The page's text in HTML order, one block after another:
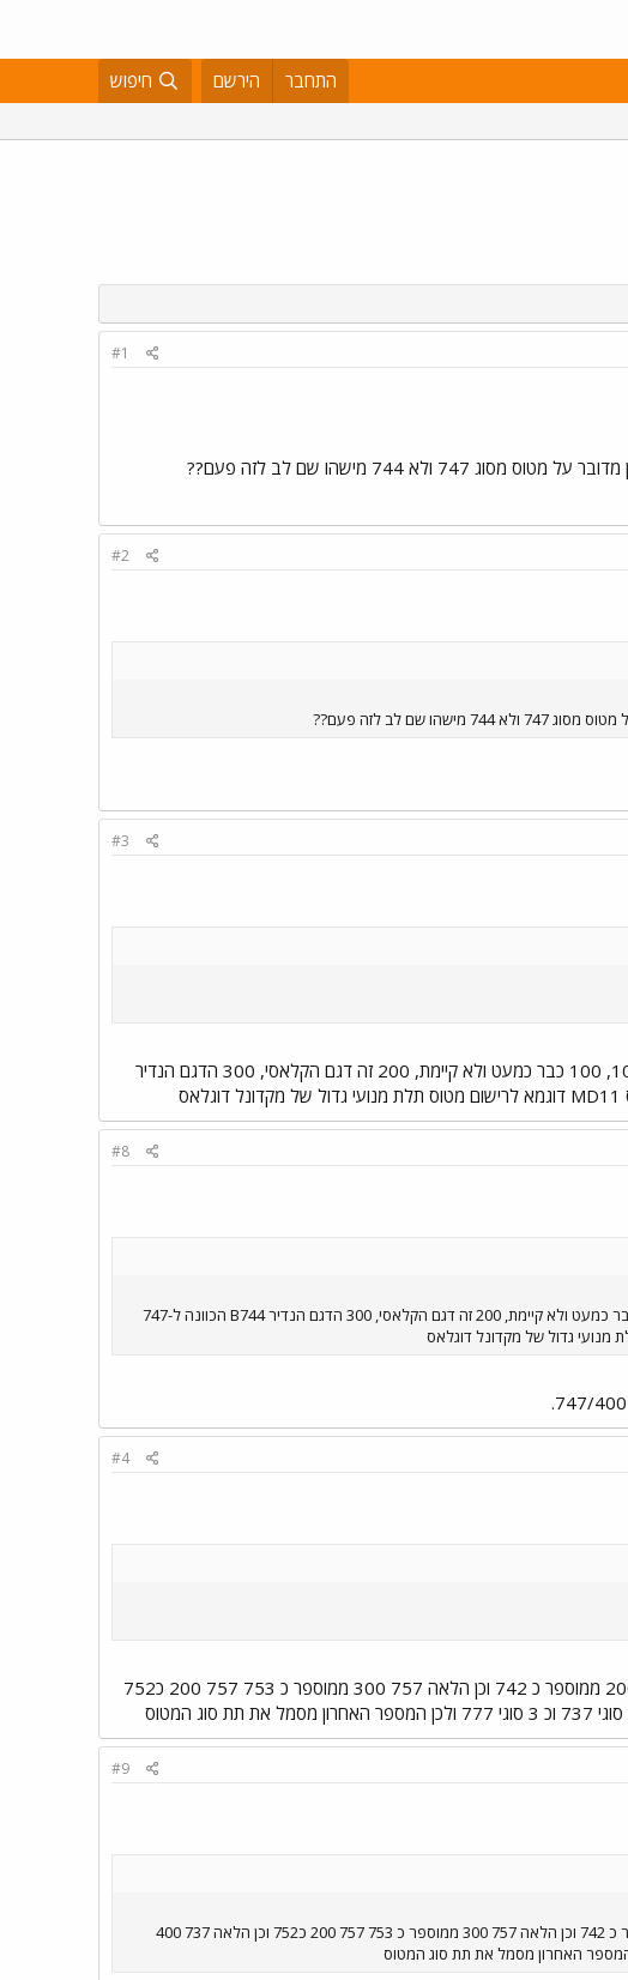
התחבר הירשם חיפוש
#1
#2
#3
בגלל שבלוח טיסות ניתן לכתוב רק 4 ספרות אז כותבים כך B747 הכוונה לסדרות 100/200/300, 100 כבר כמעט ולא קיימת, 200 זה דגם הקלאסי, 300 הדגם הנדיר
#8
בגלל שבלוח טיסות ניתן לכתוב רק 4 ספרות אז כותבים כך B747 הכוונה לסדרות 100/200/300, 100 כבר כמעט ולא קיימת, 200 זה דגם הקלאסי, 300 הדגם הנדיר B744 הכוונה ל747-
#4
בצורה הבאה:כל מטוסי הג'מבו נקראים 747 747 400 ממוספר בתחום המקצועי כ744 747 200 ממוספר כ 742 וכן הלאה 757 300 ממוספר כ 753 757 200 כ752
#9
בצורה הבאה:כל מטוסי הג'מבו נקראים 747 747 400 ממוספר בתחום המקצועי כ744 747 200 ממוספר כ 742 וכן הלאה 757 300 ממוספר כ 753 757 200 כ752 וכן הלאה 737 400